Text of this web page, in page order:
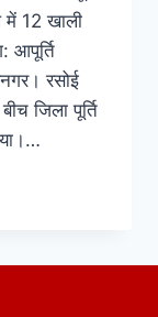
में 12 खाली
आपूर्ति
रसोई
जिला पूर्ति